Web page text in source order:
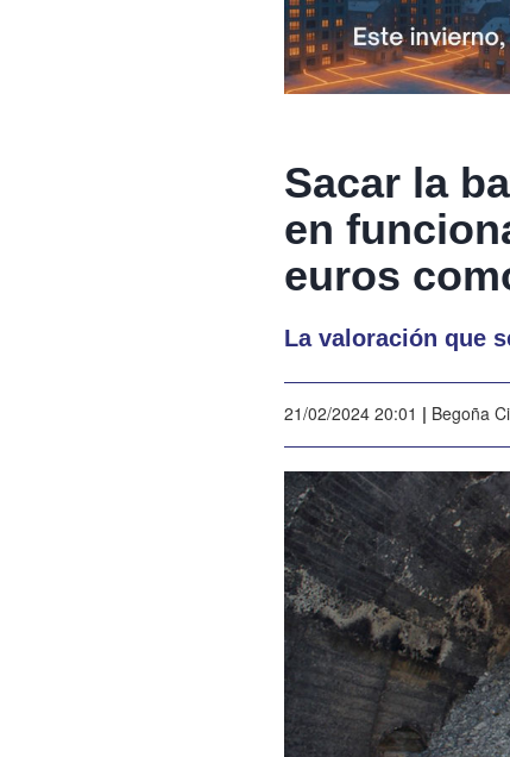
Sacar la
en
euros
La valoración que
21/02/2024 20:01 | Begoña